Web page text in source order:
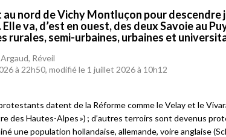
au nord de Vichy Montluçon pour descendre
va, d’est en ouest, des deux Savoie au
rurales, semi-urbaines, urbaines et
Réveil
à 22h50, modifié le 1 juillet 2026 à 10h12
datent de la Réforme comme le Velay et le
des Hautes-Alpes ») ; d’autres terroirs sont devenus
une population hollandaise, allemande, voire anglaise
Réveil Paroles